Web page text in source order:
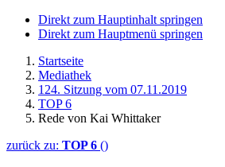
Direkt zum Hauptinhalt springen
Direkt zum Hauptmenü springen
Startseite
Mediathek
124. Sitzung vom 07.11.2019
TOP 6
Rede von Kai Whittaker
zurück zu: TOP 6 ()